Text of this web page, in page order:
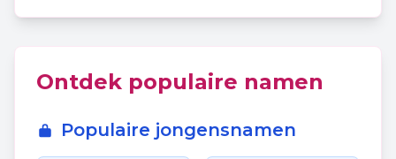
Ontdek populaire namen
Populaire jongensnamen